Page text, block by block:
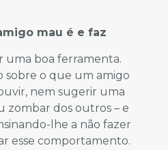
mau é e faz
uma boa ferramenta.
sobre o que um amigo
nem sugerir uma
zombar dos outros – e
lhe a não fazer
esse comportamento.